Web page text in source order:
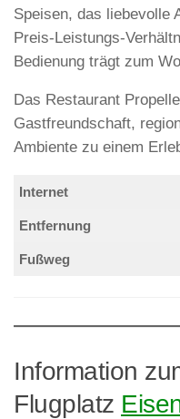
Speisen, das liebevolle
Preis-Leistungs-
Bedienung trägt zum
Das Restaurant
Gastfreundschaft,
Ambiente zu einem
Internet
Entfernung
Fußweg
Information
Flugplatz